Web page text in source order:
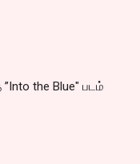
the Blue" படம்